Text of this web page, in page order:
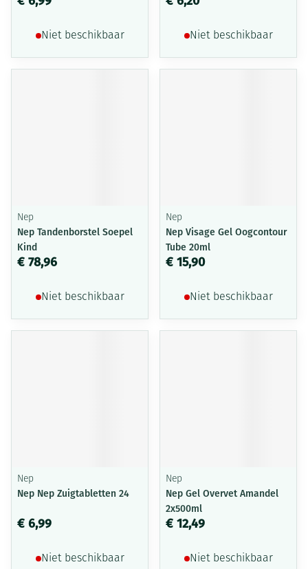
Niet beschikbaar Niet beschikbaar
Nep
Nep Tandenborstel Soepel
Kind
€ 78,96
Niet beschikbaar
Nep
Nep Visage Gel Oogcontour
Tube 20ml
€ 15,90
Niet beschikbaar
Nep
Nep Nep Zuigtabletten 24
€ 6,99
Niet beschikbaar
Nep
Nep Gel Overvet Amandel
2x500ml
€ 12,49
Niet beschikbaar